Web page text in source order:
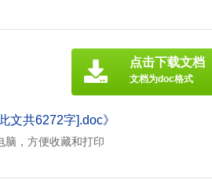
文共6272字].doc》
脑，方便收藏和打印
点击下载文档
文档为doc格式